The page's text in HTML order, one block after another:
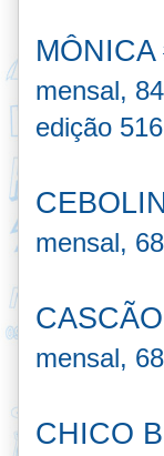
MÔNICA
mensal,
edição
mensal,
mensal,
CHICO